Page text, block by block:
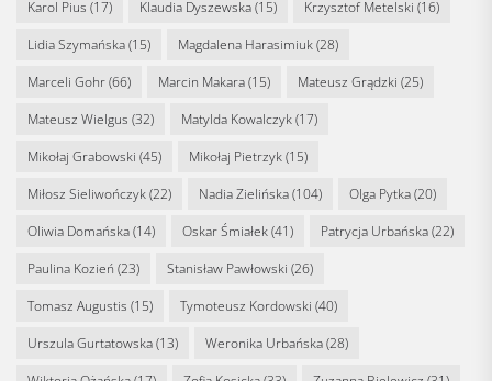
Karol Pius (17) Klaudia Dyszewska(15) Krzysztof Metelski (16)
Lidia Szymańska(15) Magdalena Harasimiuk(28)
Marceli Gohr(66) Marcin Makara(15) Mateusz Grądzki (25)
Mateusz Wielgus (32) Matylda Kowalczyk(17)
Mikołaj Grabowski (45) Mikołaj Pietrzyk(15)
Miłosz Sieliwończyk(22) Nadia Zielińska(104) Olga Pytka(20)
Oliwia Domańska(14) Oskar Śmiałek(41) Patrycja Urbańska(22)
Paulina Kozień (23) Stanisław Pawłowski (26)
Tomasz Augustis (15) Tymoteusz Kordowski (40)
Urszula Gurtatowska(13) Weronika Urbańska(28)